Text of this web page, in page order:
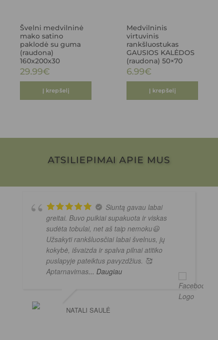
Švelni medvilninė
mako satino
paklodė su guma
(raudona)
160x200x30
29.99€
Į krepšelį
Medvilninis
virtuvinis
rankšluostukas
GAUSIOS KALĖDOS
(raudona) 50×70
6.99€
Į krepšelį
ATSILIEPIMAI APIE MUS
Siuntą gavau labai
greitai. Buvo puikiai supakuota ir viskas
sudėta tobulai, net aš taip nemoku😃
Užsakyti rankšluosčiai labai švelnus, jų
kokybė, išvaizda ir spalva pilnai atitiko
puslapyje pateiktus pavyzdžius. 🥰
Aptarnavimas... Daugiau
NATALI SAULĖ